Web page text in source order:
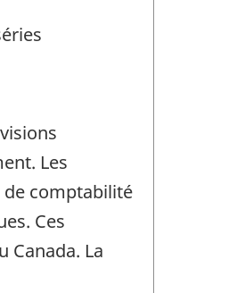
Les
comptabilité
Ces
La